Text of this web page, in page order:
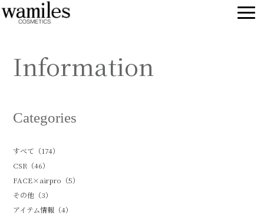
Information
Categories
すべて（174）
CSR（46）
FACE×airpro（5）
その他（3）
アイテム情報（4）